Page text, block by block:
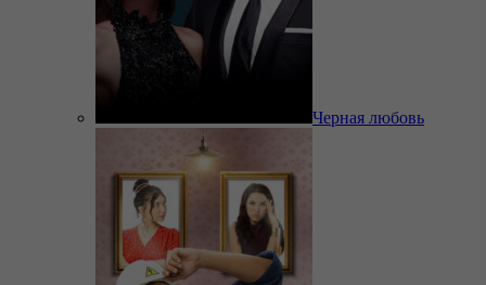
Черная любовь